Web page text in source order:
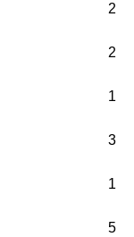
2
2
1
3
1
5